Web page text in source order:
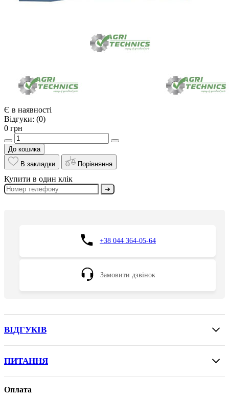
Є в наявності
Відгуки: (0)
0 грн
До кошика
В закладки
Порівняння
Купити в один клік
➔
+38 044 364-05-64
Замовити дзвінок
ВІДГУКІВ
ПИТАННЯ
Оплата